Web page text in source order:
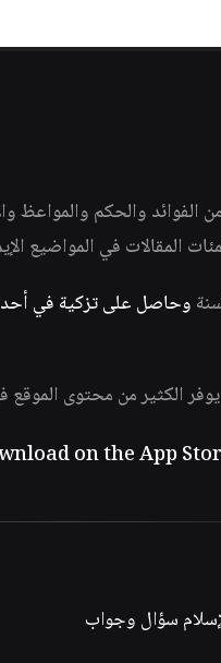
والحكم والمواعظ
المقالات في المواضيع
وحاصل على تزكية في
الكثير من محتوى
سؤال وجواب